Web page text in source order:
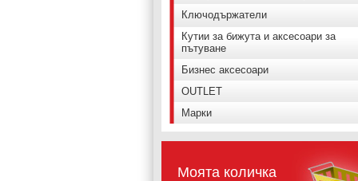
Ключодържатели
Кутии за бижута и аксесоари за
пътуване
Бизнес аксесоари
OUTLET
Марки
Моята количка